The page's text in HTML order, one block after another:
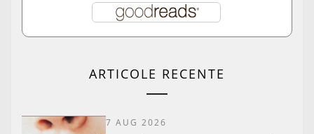
ARTICOLE RECENTE
7 AUG 2026